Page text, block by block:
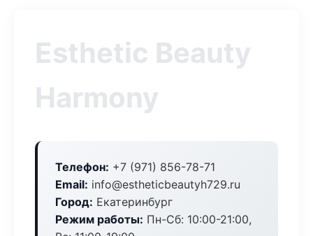
Esthetic Beauty
Harmony
Телефон: +7 (971) 856-78-71
Email: info@estheticbeautyh729.ru
Город: Екатеринбург
Режим работы: Пн-Сб: 10:00-21:00,